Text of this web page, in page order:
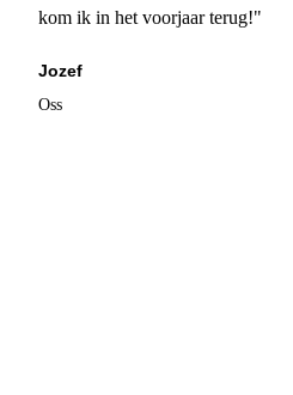
kom ik in het voorjaar terug!"
Jozef
Oss